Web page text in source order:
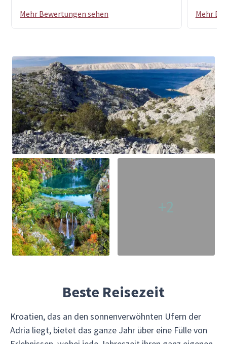
Leuten gezeigt, sowie uns die
Möglichkeit gegeben, auch abseits des
Köstlichkeiten kennenzulernen. Diese
Reise war etwas ganz Besonderes für
mich. Und ich komme bestimmt wieder
nach Portugal. Vielen Dank, Ilse
Mehr Bewertungen sehen
sehr
Mehr
Beste Reisezeit
Kroatien, das an den sonnenverwöhnten Ufern der
Adria liegt, bietet das ganze Jahr über eine Fülle von